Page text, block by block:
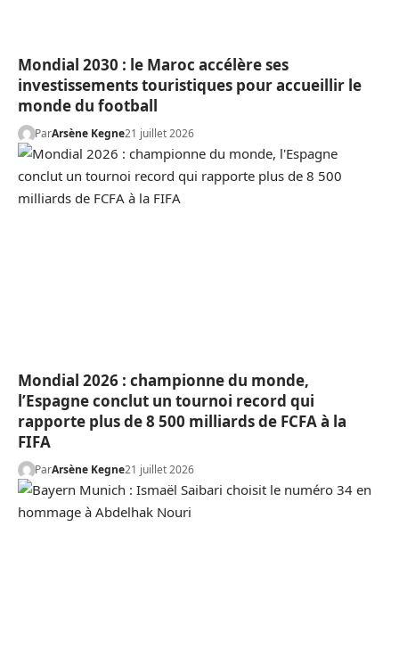
Mondial 2030 : le Maroc accélère ses
investissements touristiques pour accueillir le
monde du football
ParArsène Kegne21 juillet 2026
Mondial 2026 : championne du monde,
l’Espagne conclut un tournoi record qui
rapporte plus de 8 500 milliards de FCFA à la
FIFA
ParArsène Kegne21 juillet 2026